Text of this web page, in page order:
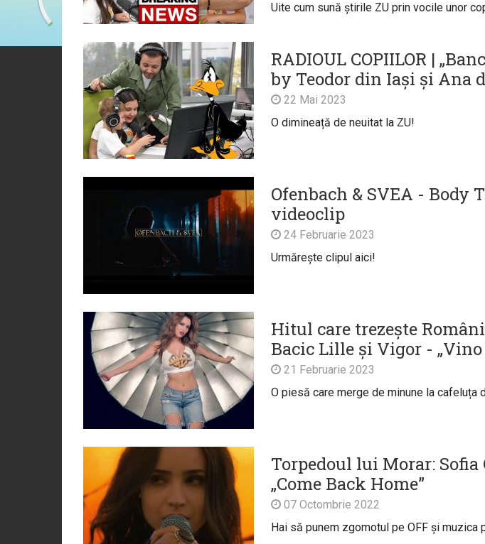
Uite cum sună știrile ZU prin vocile unor
RADIOUL COPIILOR |
by Teodor din Iași și Ana
22 Mai 2023
O dimineață de neuitat la ZU!
Ofenbach & SVEA - Body
videoclip
24 Februarie 2023
Urmărește clipul aici!
Hitul care trezește
Bacic Lille și Vigor -
21 Februarie 2023
O piesă care merge de minune la cafeluța
Torpedoul lui Morar: Sofia
„Come Back Home”
07 Octombrie 2022
Hai să punem zgomotul pe OFF și muzica